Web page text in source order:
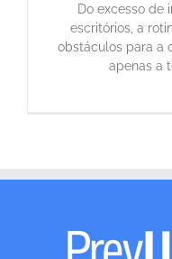
Do excesso de
escritórios, a
obstáculos para a
apenas a